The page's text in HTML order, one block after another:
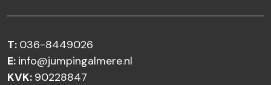
T: 036-8449026
E: info@jumpingalmere.nl
KVK: 90228847